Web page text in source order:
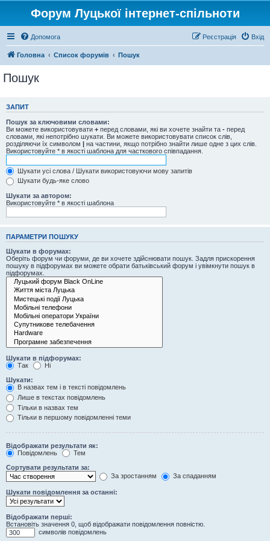
Форум Луцької інтернет-спільноти
Допомога Вхід
Реєстрація
Головна Список форумів Пошук
Пошук
ЗАПИТ
Пошук за ключовими словами:
Ви можете використовувати + перед словами, які ви хочете знайти та - перед
словами, які непотрібно шукати. Ви можете використовувати список слів,
розділяючи їх символом | на частини, якщо потрібно знайти лише одне з цих слів.
Використовуйте * в якості шаблона для часткового співпадання.
Шукати усі слова / Шукати використовуючи мову запитів
Шукати будь-яке слово
Шукати за автором:
Використовуйте * в якості шаблона
ПАРАМЕТРИ ПОШУКУ
Шукати в форумах:
Оберіть форум чи форуми, де ви хочете здійснювати пошук. Задля прискорення
пошуку в підфорумах ви можете обрати батьківський форум і увімкнути пошук в
підфорумах.
Шукати в підфорумах:
Так
Ні
Шукати:
В назвах тем і в тексті повідомлень
Лише в текстах повідомлень
Тільки в назвах тем
Тільки в першому повідомленні теми
Відображати результати як:
Повідомлень
Тем
Сортувати результати за:
За зростанням
За спаданням
Шукати повідомлення за останні:
Відображати перші:
Встановіть значення 0, щоб відображати повідомлення повністю.
символів повідомлень